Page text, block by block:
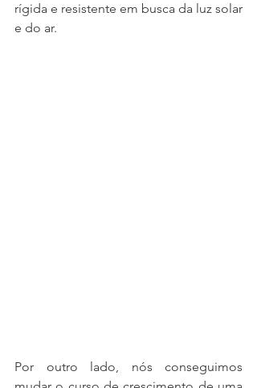
rígida e resistente em busca da luz solar
e do ar.
Por outro lado, nós conseguimos